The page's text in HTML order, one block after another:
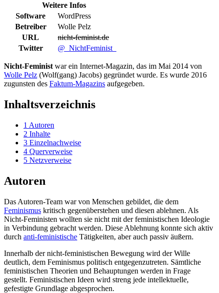
Weitere Infos
Software
WordPress
Betreiber
Wolle Pelz
URL
nicht-feminist.de
Twitter
@_NichtFeminist_
Nicht-Feminist war ein Internet-Magazin, das im Mai 2014 von
Wolle Pelz (Wolf(gang) Jacobs) gegründet wurde. Es wurde 2016
zugunsten des Faktum-Magazins aufgegeben.
Inhaltsverzeichnis
1 Autoren
2 Inhalte
3 Einzelnachweise
4 Querverweise
5 Netzverweise
Autoren
Das Autoren-Team war von Menschen gebildet, die dem
Feminismus kritisch gegen­über­stehen und diesen ablehnen. Als
Nicht-Feministen wollten sie nicht mit der feministischen Ideologie
in Verbindung gebracht werden. Diese Ablehnung konnte sich aktiv
durch anti-feministische Tätigkeiten, aber auch passiv äußern.
Innerhalb der nicht-feministischen Bewegung wird der Wille
deutlich, dem Feminismus politisch entgegen­zutreten. Sämtliche
feministischen Theorien und Behauptungen werden in Frage
gestellt. Feministischen Ideen wird streng jede intellektuelle,
gefestigte Grundlage abgesprochen.